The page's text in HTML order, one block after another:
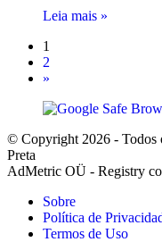
Leia mais »
1
2
»
© Copyright 2026 - Todos
Preta
AdMetric OÜ - Registry
Sobre
Política de
Termos de Uso